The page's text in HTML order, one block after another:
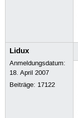
Lidux
Anmeldungsdatum:
18. April 2007
Beiträge: 17122